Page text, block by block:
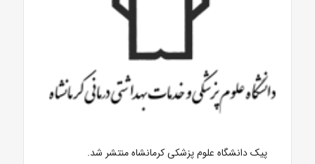
پیک دانشگاه علوم پزشکی کرمانشاه منتشر شد.